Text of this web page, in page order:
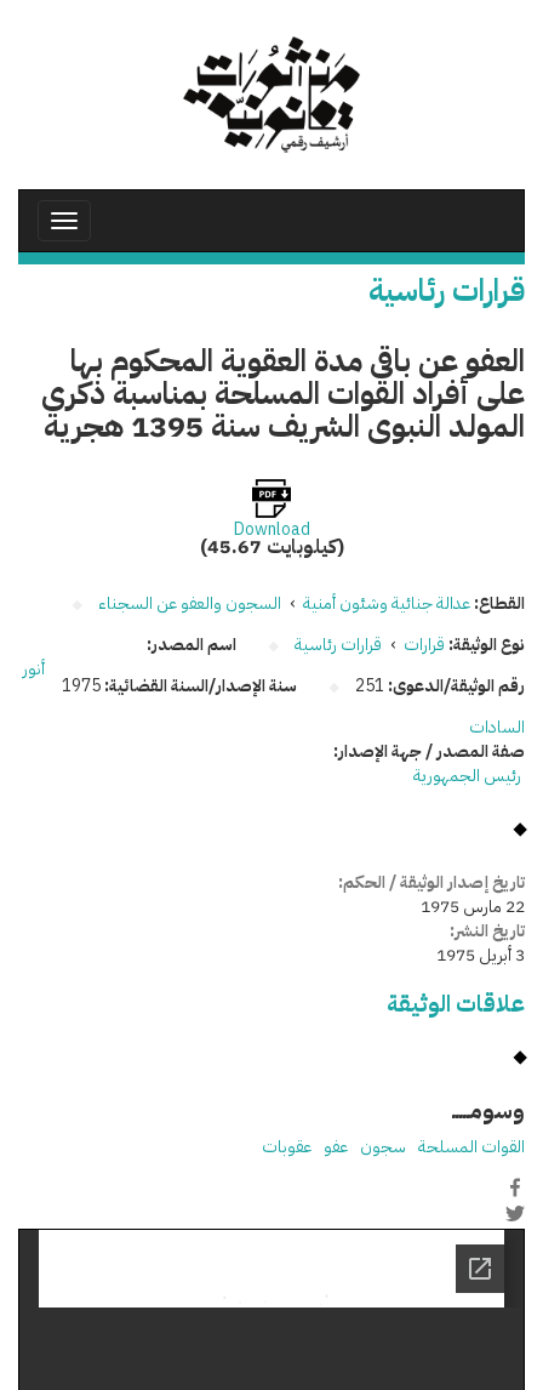
Toggle
قرارات رئاسية
العفو عن باقى مدة العقوية المحكوم بها
على أفراد القوات المسلحة بمناسبة ذكرى
المولد النبوى الشريف سنة 1395 هجرية
Download
(45.67 كيلوبايت)
القطاع:عدالة جنائية وشئون أمنية › السجون والعفو عن السجناء
نوع الوثيقة: قرارات › قرارات رئاسية
رقم الوثيقة/الدعوى: 251 سنة الإصدار/السنة القضائية:1975
اسم المصدر:
أنور
السادات
صفة المصدر / جهة الإصدار:
رئيس الجمهورية
تاريخ إصدار الوثيقة / الحكم:
22 مارس 1975
تاريخ النشر:
3 أبريل 1975
علاقات الوثيقة
وسومـــــ
القوات المسلحة سجون عفو عقوبات